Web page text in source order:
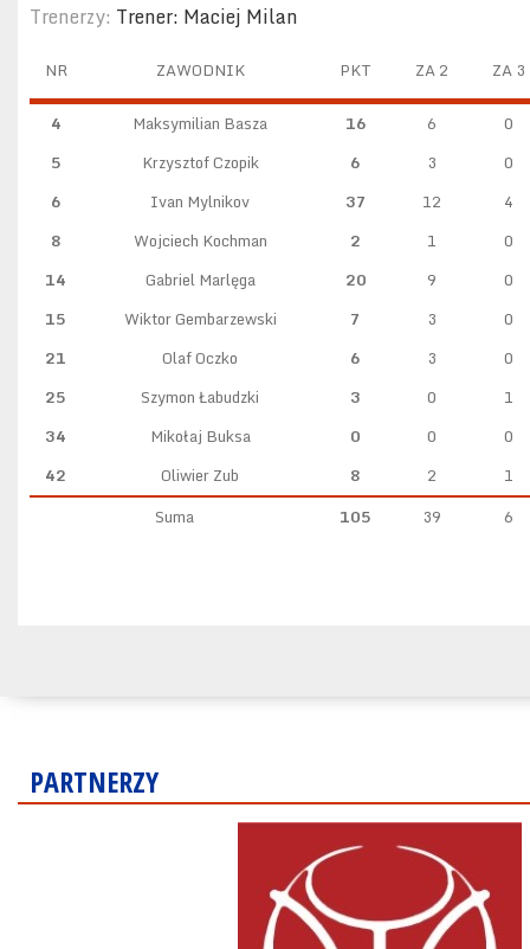
Trenerzy: Trener: Maciej Milan
NR ZAWODNIK PKT ZA 2 ZA 3
4 Maksymilian Basza 16 6
0
5
Krzysztof Czopik 6 3
0
6
Ivan Mylnikov 37 12
4
8
Wojciech Kochman 2 1
0
14
Gabriel Marlęga 20 9
0
15
Wiktor Gembarzewski 7 3
0
21
Olaf Oczko 6 3
0
25
Szymon Łabudzki 3 0
1
34
Mikołaj Buksa 0 0
0
42
Oliwier Zub 8 2
1
Suma
105 39 6
PARTNERZY